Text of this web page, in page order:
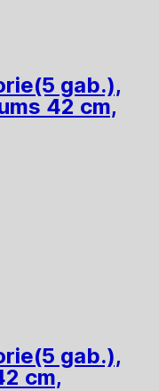
(5 gab.),
42 cm,
(5 gab.),
cm,